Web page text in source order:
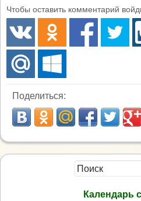
Чтобы оставить комментарий
Поделиться:
Календарь